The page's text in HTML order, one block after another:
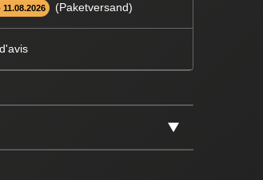
11.08.2026 (Paketversand)